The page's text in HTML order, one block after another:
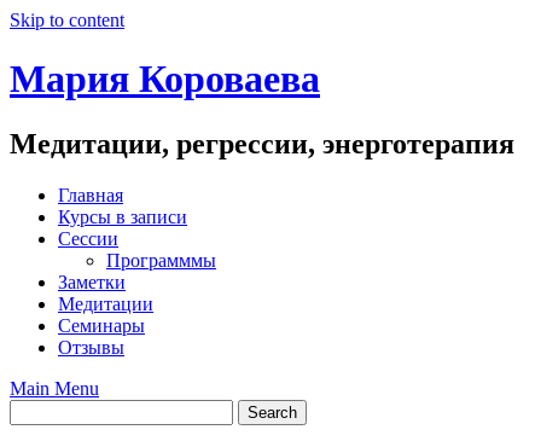
Skip to content
Мария Короваева
Медитации, регрессии, энерготерапия
Главная
Курсы в записи
Сессии
Программмы
Заметки
Медитации
Семинары
Отзывы
Main Menu